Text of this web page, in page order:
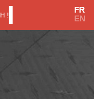
Voir les promotions
FR
EN